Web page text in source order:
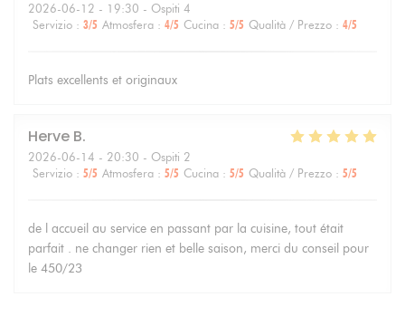
2026-06-12 - 19:30 - Ospiti 4
Servizio : 3/5 Atmosfera : 4/5 Cucina : 5/5 Qualità / Prezzo : 4/5
Plats excellents et originaux
Herve B
2026-06-14 - 20:30 - Ospiti 2
Servizio : 5/5 Atmosfera : 5/5 Cucina : 5/5 Qualità / Prezzo : 5/5
de l accueil au service en passant par la cuisine, tout était
parfait . ne changer rien et belle saison, merci du conseil pour
le 450/23